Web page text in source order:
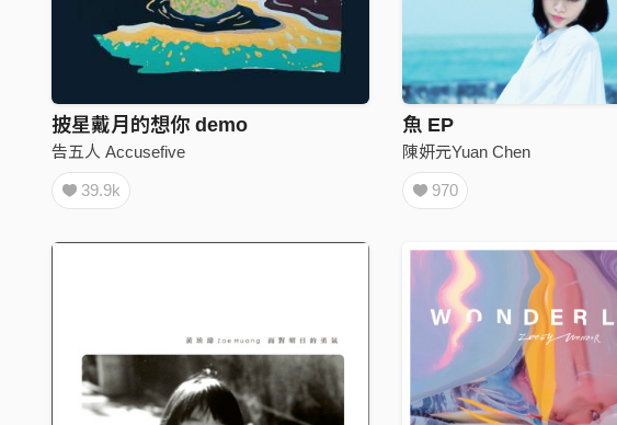
披星戴月的想你 demo
告五人 Accusefive
39.9k
魚 EP
陳妍元Yuan Chen
970